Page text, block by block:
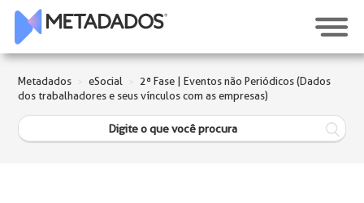
Metadados eSocial
2ª Fase | Eventos não Periódicos (Dados
dos trabalhadores e seus vínculos com as empresas)